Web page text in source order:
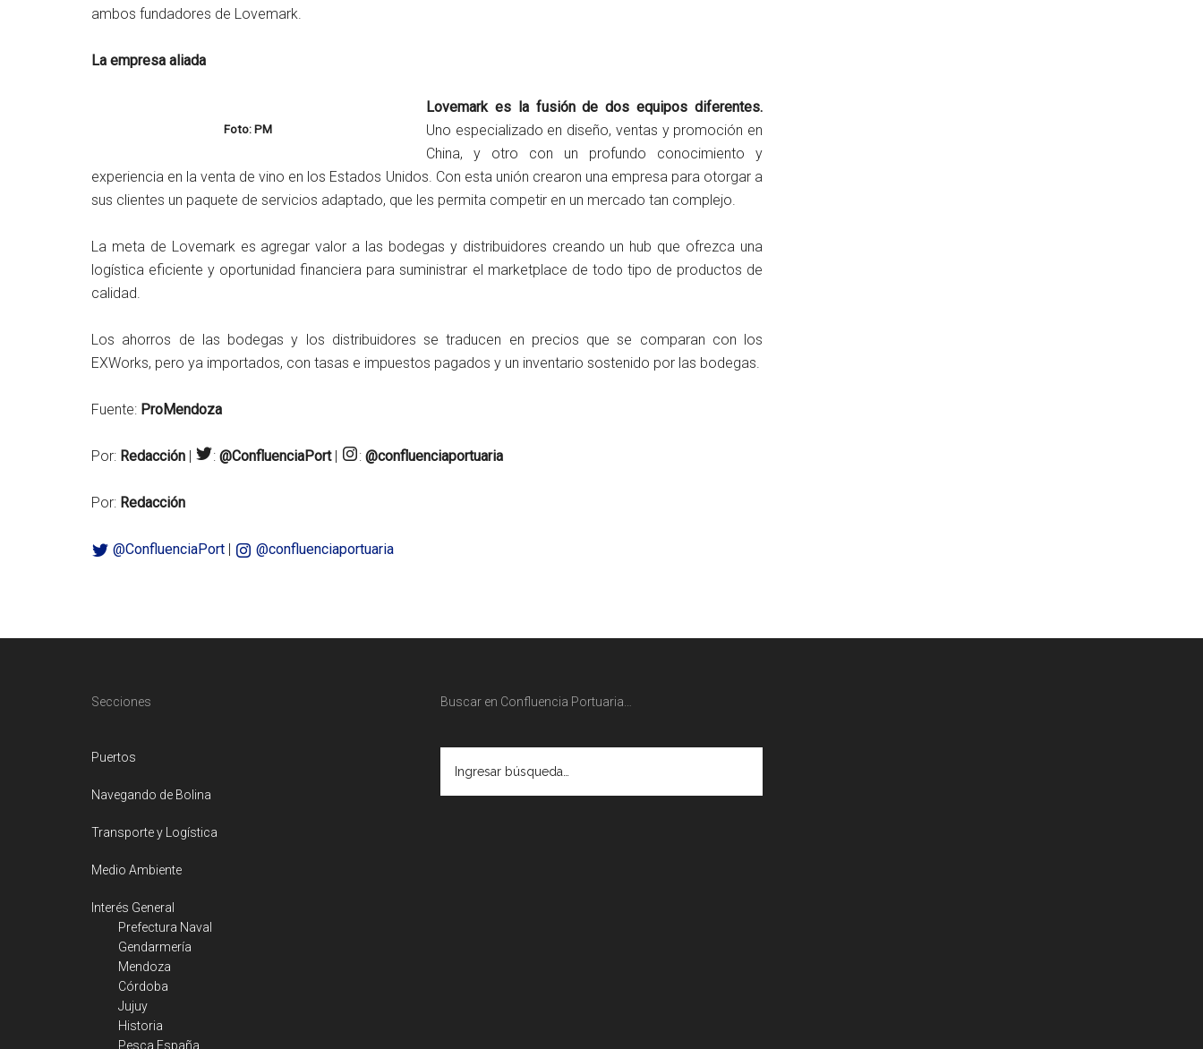
ambos fundadores de Lovemark.
La empresa aliada
Foto: PM
Lovemark es la fusión de dos equipos diferentes.
Uno especializado en diseño, ventas y promoción en
China, y otro con un profundo conocimiento y
experiencia en la venta de vino en los Estados Unidos. Con esta unión crearon una empresa para otorgar a
sus clientes un paquete de servicios adaptado, que les permita competir en un mercado tan complejo.
La meta de Lovemark es agregar valor a las bodegas y distribuidores creando un hub que ofrezca una
logística eficiente y oportunidad financiera para suministrar el marketplace de todo tipo de productos de
calidad.
Los ahorros de las bodegas y los distribuidores se traducen en precios que se comparan con los
EXWorks, pero ya importados, con tasas e impuestos pagados y un inventario sostenido por las bodegas.
Fuente: ProMendoza
Por: Redacción | : @ConfluenciaPort| : @confluenciaportuaria
Por: Redacción
@ConfluenciaPort | @confluenciaportuaria
Secciones
Puertos
Navegando de Bolina
Transporte y Logística
Medio Ambiente
Interés General
Prefectura Naval
Gendarmería
Mendoza
Córdoba
Jujuy
Historia
Pesca España
Buscar en Confluencia Portuaria…
búsqueda…